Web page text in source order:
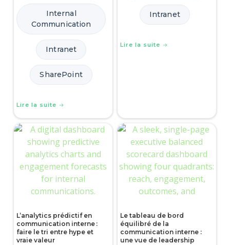
Internal
Communication
Intranet
SharePoint
Lire la suite
Intranet
Lire la suite
L’analytics prédictif en
communication interne :
faire le tri entre hype et
vraie valeur
Le tableau de bord
équilibré de la
communication interne :
une vue de leadership